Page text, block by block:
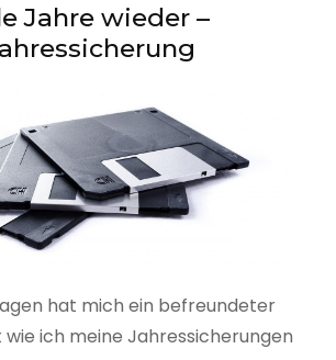
Jahre wieder –
hat mich ein befreundeter
ich meine Jahressicherungen